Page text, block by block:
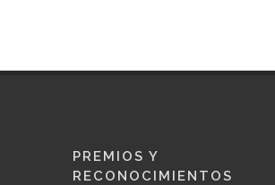
PREMIOS Y
RECONOCIMIENTOS